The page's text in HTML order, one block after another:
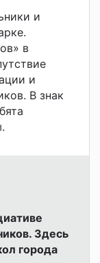
и
в
и
В знак
Здесь
города